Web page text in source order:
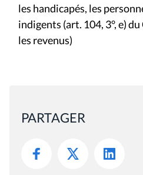
les handicapés, les
indigents (art. 104, 3°, e)
les revenus)
PARTAGER